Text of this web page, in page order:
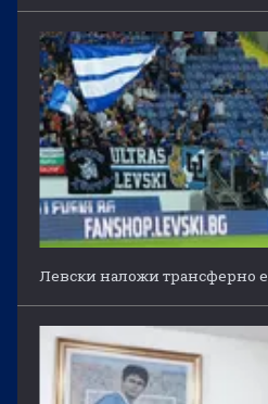
Левски наложи трансферно